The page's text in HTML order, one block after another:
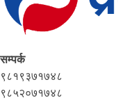
सम्पर्क
९८१९३७१७४८
९८५२०७१७४८